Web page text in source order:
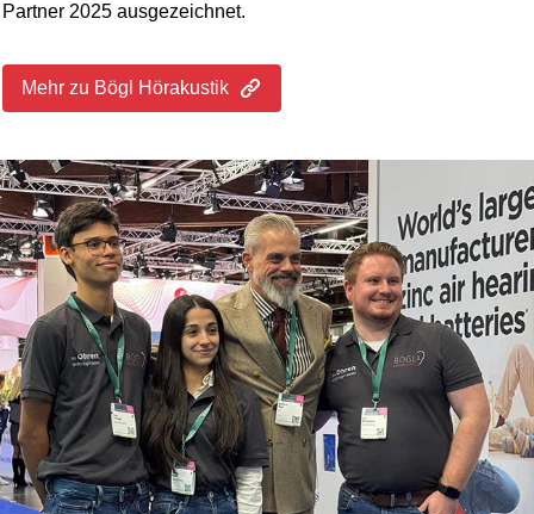
Partner 2025 ausgezeichnet.
Mehr zu Bögl Hörakustik